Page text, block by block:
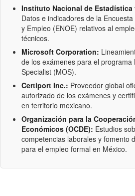
Instituto Nacional de Estadística
Datos e indicadores de la
y Empleo (ENOE) relativos al
técnicos.
Microsoft Corporation:
de los exámenes para el programa
Specialist (MOS).
Certiport Inc.: Proveedor global
autorizado de los exámenes y
en territorio mexicano.
Organización para la
Económicos (OCDE): Estudios
competencias laborales y fomento
para el empleo formal en México.